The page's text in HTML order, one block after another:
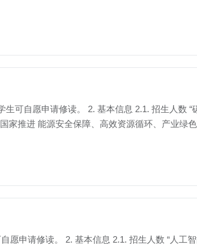
可自愿申请修读。 2. 基本信息 2.1. 招生人数 “
家推进 能源安全保障、高效资源循环、产业绿
愿申请修读。 2. 基本信息 2.1. 招生人数 “人工智